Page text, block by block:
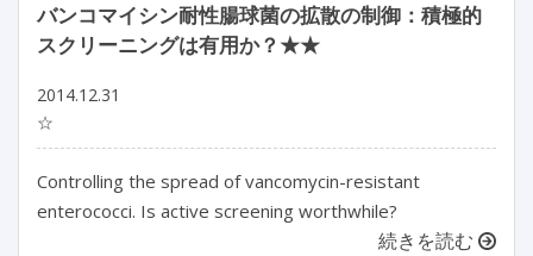
バンコマイシン耐性腸球菌の拡散の制御：積極的
スクリーニングは有用か？★★
2014.12.31
☆
Controlling the spread of vancomycin-resistant
enterococci. Is active screening worthwhile?
続きを読む